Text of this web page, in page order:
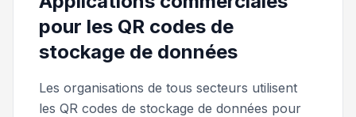
pour les QR codes de
stockage de données
Les organisations de tous secteurs utilisent
les QR codes de stockage de données pour